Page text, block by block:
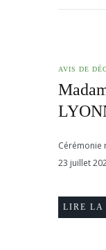
AVIS DE
Cérémonie
23 juillet
LIRE LA